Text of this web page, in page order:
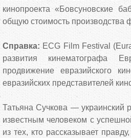
кинопроекта «Бовсуновские
общую стоимость производства
Справка:ECG Film Festival
развития кинематографа
продвижение евразийского
евразийских представителей
Татьяна Сучкова — украинский
известным человеком с
из тех, кто рассказывает